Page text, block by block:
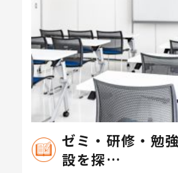
ゼミ・研修・勉
設を探…